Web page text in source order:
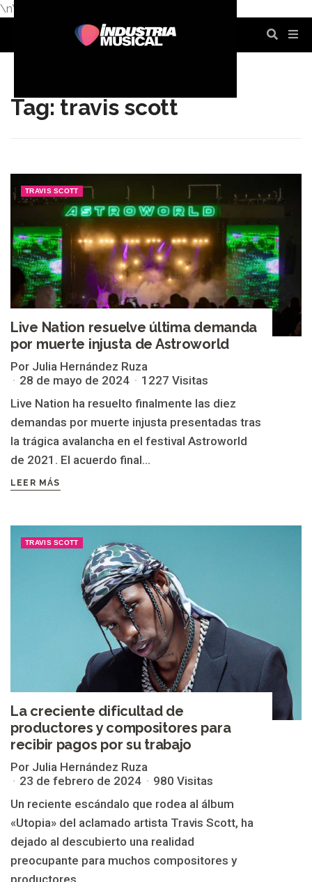
\n\n
Tag: travis scott
TRAVIS SCOTT
Live Nation resuelve última demanda
por muerte injusta de Astroworld
Por Julia Hernández Ruza
28 de mayo de 2024
1227 Visitas
Live Nation ha resuelto finalmente las diez
demandas por muerte injusta presentadas tras
la trágica avalancha en el festival Astroworld
de 2021. El acuerdo final...
LEER MÁS
TRAVIS SCOTT
La creciente dificultad de
productores y compositores para
recibir pagos por su trabajo
Por Julia Hernández Ruza
23 de febrero de 2024
980 Visitas
Un reciente escándalo que rodea al álbum
«Utopia» del aclamado artista Travis Scott, ha
dejado al descubierto una realidad
preocupante para muchos compositores y
productores...